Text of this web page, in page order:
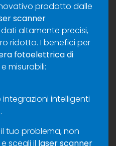
prodotto dalle
scanner
altamente precisi,
ridotto. I benefici per
fotoelettrica di
misurabili:
integrazioni intelligenti
tuo problema, non
scegli il laser scanner